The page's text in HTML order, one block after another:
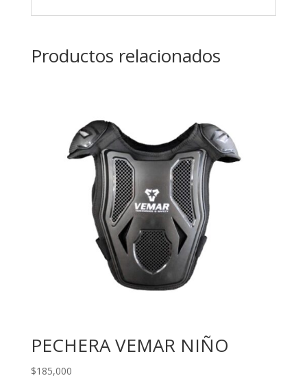
Productos relacionados
PECHERA VEMAR NIÑO
$185,000